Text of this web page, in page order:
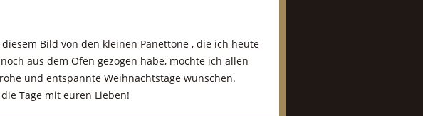
Bild von den kleinen Panettone , die ich heute
aus dem Ofen gezogen habe, möchte ich allen
und entspannte Weihnachtstage wünschen.
Tage mit euren Lieben!